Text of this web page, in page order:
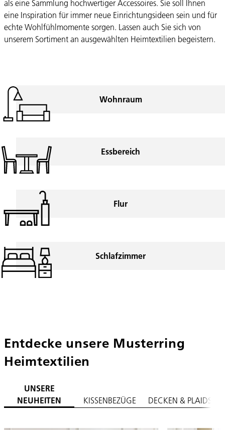
als eine Sammlung hochwertiger Accessoires. Sie soll Ihnen
eine Inspiration für immer neue Einrichtungsideen sein und für
echte Wohlfühlmomente sorgen. Lassen auch Sie sich von
unserem Sortiment an ausgewählten Heimtextilien begeistern.
Wohnraum
Essbereich
Flur
Schlafzimmer
Entdecke unsere Musterring
Heimtextilien
UNSERE
NEUHEITEN
KISSENBEZÜGE DECKEN & PLAIDS